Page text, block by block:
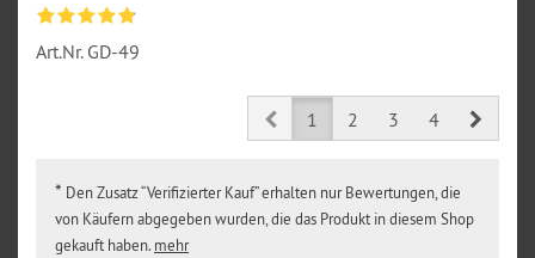
Art.Nr. GD-49
Prev1 2 3 4
* Den Zusatz “Verifizierter Kauf” erhalten nur Bewertungen, die
von Käufern abgegeben wurden, die das Produkt in diesem Shop
gekauft haben. mehr